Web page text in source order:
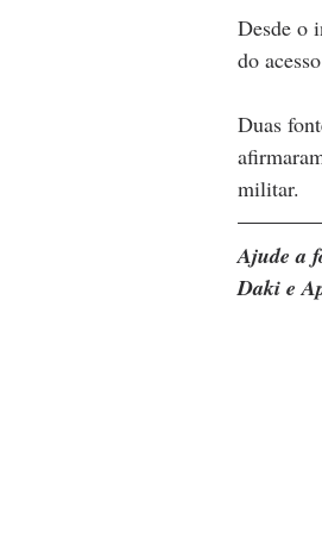
Desde o
do
Duas
militar.
Ajude a
Daki e